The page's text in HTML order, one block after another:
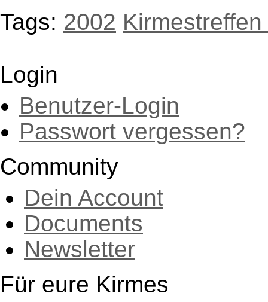
Tags: 2002
Login
Benutzer-Login
Passwort vergessen?
Community
Dein Account
Documents
Newsletter
Für eure Kirmes